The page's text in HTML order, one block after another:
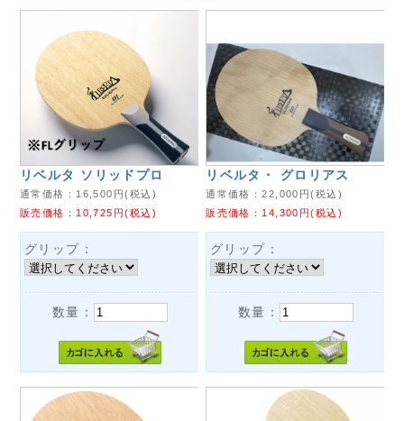
リベルタ ソリッドプロ
通常価格： 16,500 円(税込)
販売価格：10,725 円(税込)
グリップ：
数量：
リベルタ・ グロリアス
通常価格：22,000 円(税込)
販売価格：14,300 円(税込)
グリップ：
数量：